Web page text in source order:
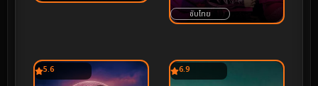
ซับไทย
5.6 6.9